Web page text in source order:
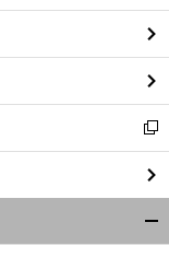
ン
ド
ウ
で
開
く
新
し
い
ウ
ィ
ン